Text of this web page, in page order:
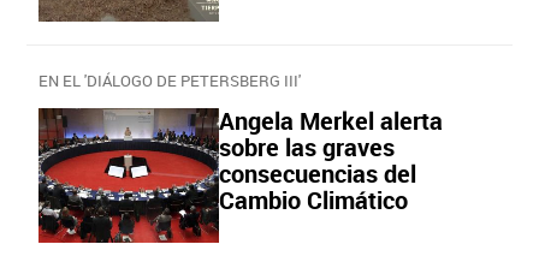
EN EL 'DIÁLOGO DE PETERSBERG III'
Angela Merkel alerta
sobre las graves
consecuencias del
Cambio Climático